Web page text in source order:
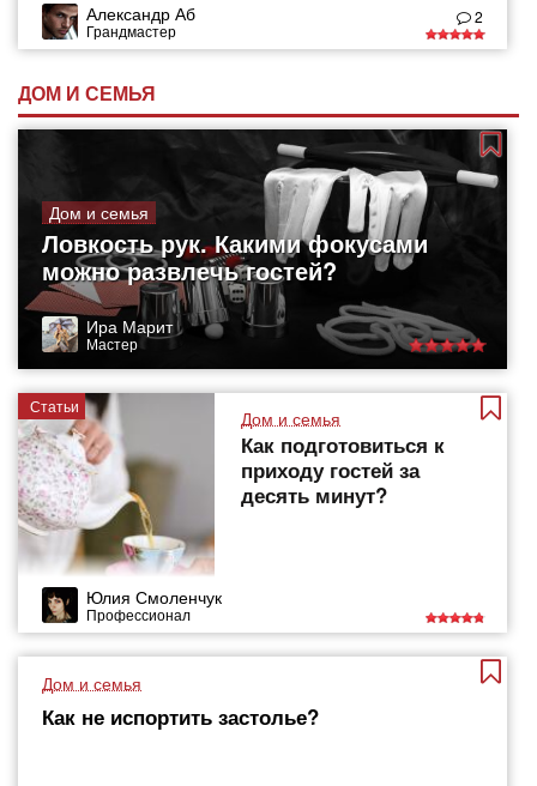
Александр Аб
Грандмастер
2
ДОМ И СЕМЬЯ
Дом и семья
Ловкость рук. Какими фокусами
можно развлечь гостей?
Ира Марит
Мастер
Статьи
Дом и семья
Как подготовиться к
приходу гостей за
десять минут?
Юлия Смоленчук
Профессионал
Дом и семья
Как не испортить застолье?